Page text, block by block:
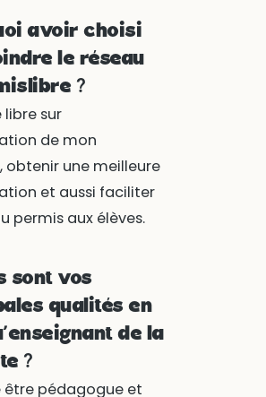
avoir choisi
le réseau
?
libre sur
de mon
obtenir une meilleure
et aussi faciliter
permis aux élèves.
sont vos
qualités en
de la
?
être pédagogue et